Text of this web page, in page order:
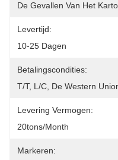
De Gevallen Van Het
Levertijd:
10-25 Dagen
Betalingscondities:
T/T, L/C, De Western
Levering Vermogen:
20tons/month
Markeren: